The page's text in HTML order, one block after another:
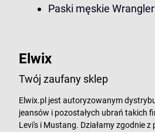
Paski męskie Wrangler
Elwix
Twój zaufany sklep
Elwix.pl jest autoryzowanym
jeansów i pozostałych ubrań takich
Levi's i Mustang. Działamy zgodnie